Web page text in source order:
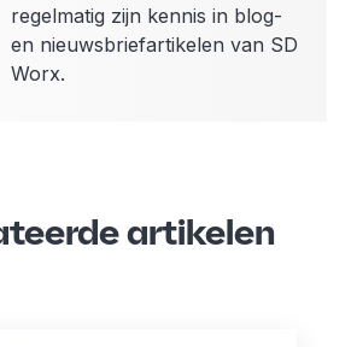
regelmatig zijn kennis in blog-
en nieuwsbriefartikelen van SD
Worx.
artikelen